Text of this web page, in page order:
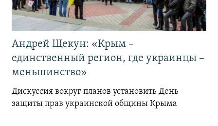
Андрей Щекун: «Крым –
единственный регион, где украинцы –
меньшинство»
Дискуссия вокруг планов установить День
защиты прав украинской общины Крыма